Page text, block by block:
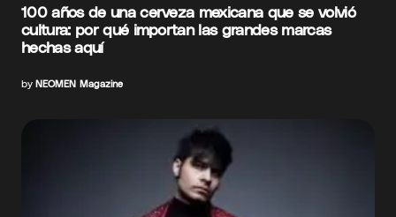
100 años de una cerveza mexicana que se volvió
cultura: por qué importan las grandes marcas
hechas aquí
by NEOMEN Magazine